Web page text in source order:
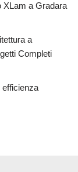
XLam a Gradara
a
Completi
efficienza